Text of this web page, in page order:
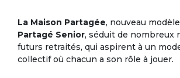
La Maison Partagée, nouveau
Partagé Senior, séduit de nombreux
futurs retraités, qui aspirent à un
collectif où chacun a son rôle à jouer.